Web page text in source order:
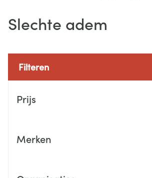
Slechte adem
Filteren
Prijs
Merken